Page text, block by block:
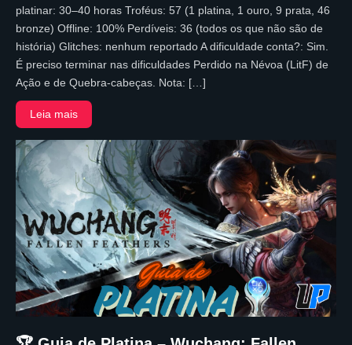
platinar: 30–40 horas Troféus: 57 (1 platina, 1 ouro, 9 prata, 46
bronze) Offline: 100% Perdíveis: 36 (todos os que não são de
história) Glitches: nenhum reportado A dificuldade conta?: Sim.
É preciso terminar nas dificuldades Perdido na Névoa (LitF) de
Ação e de Quebra-cabeças. Nota: […]
Leia mais